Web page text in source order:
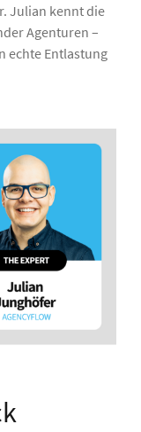
Julian kennt die
Agenturen –
echte Entlastung